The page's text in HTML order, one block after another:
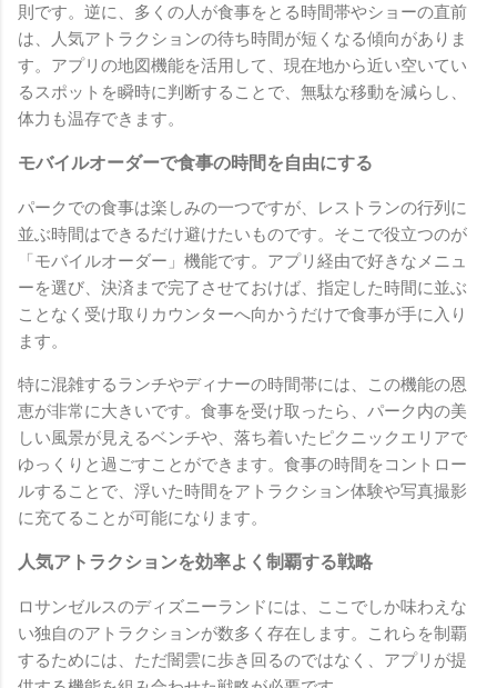
則です。逆に、多くの人が食事をとる時間帯やショーの直前
は、人気アトラクションの待ち時間が短くなる傾向がありま
す。アプリの地図機能を活用して、現在地から近い空いてい
るスポットを瞬時に判断することで、無駄な移動を減らし、
体力も温存できます。
モバイルオーダーで食事の時間を自由にする
パークでの食事は楽しみの一つですが、レストランの行列に
並ぶ時間はできるだけ避けたいものです。そこで役立つのが
「モバイルオーダー」機能です。アプリ経由で好きなメニュ
ーを選び、決済まで完了させておけば、指定した時間に並ぶ
ことなく受け取りカウンターへ向かうだけで食事が手に入り
ます。
特に混雑するランチやディナーの時間帯には、この機能の恩
恵が非常に大きいです。食事を受け取ったら、パーク内の美
しい風景が見えるベンチや、落ち着いたピクニックエリアで
ゆっくりと過ごすことができます。食事の時間をコントロー
ルすることで、浮いた時間をアトラクション体験や写真撮影
に充てることが可能になります。
人気アトラクションを効率よく制覇する戦略
ロサンゼルスのディズニーランドには、ここでしか味わえな
い独自のアトラクションが数多く存在します。これらを制覇
するためには、ただ闇雲に歩き回るのではなく、アプリが提